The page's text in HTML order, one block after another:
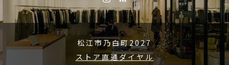
松江市乃白町2027
ストア直通ダイヤル